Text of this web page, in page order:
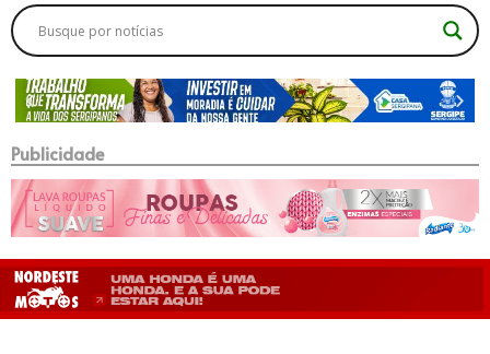
Publicidade